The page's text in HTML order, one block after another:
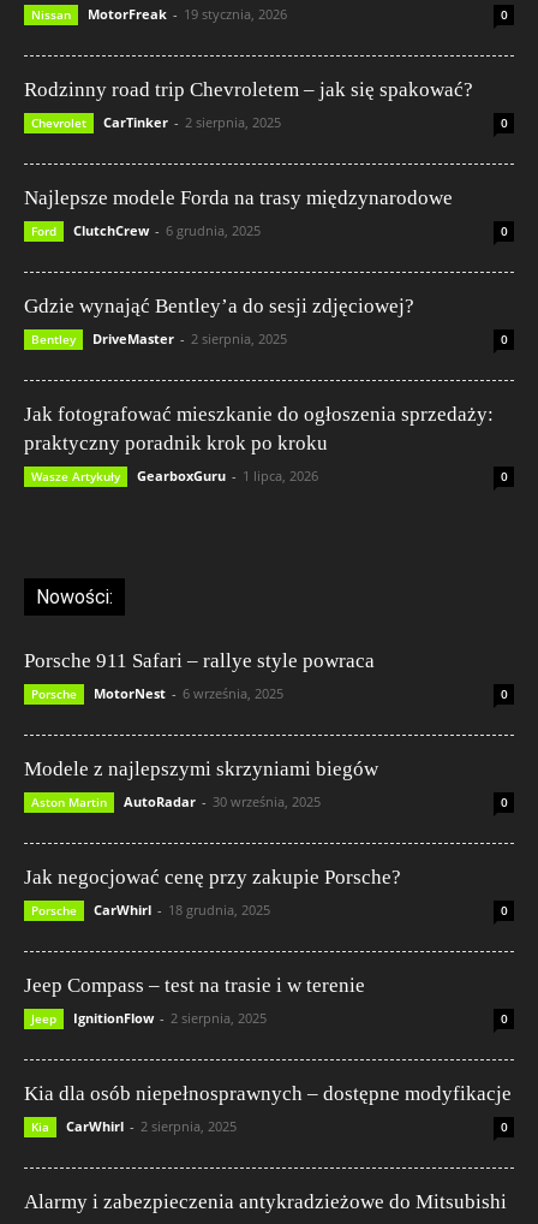
Nissan MotorFreak - 19 stycznia, 2026 0
Rodzinny road trip Chevroletem – jak się spakować?
Chevrolet CarTinker - 2 sierpnia, 2025 0
Najlepsze modele Forda na trasy międzynarodowe
Ford ClutchCrew - 6 grudnia, 2025 0
Gdzie wynająć Bentley’a do sesji zdjęciowej?
Bentley DriveMaster - 2 sierpnia, 2025 0
Jak fotografować mieszkanie do ogłoszenia sprzedaży:
praktyczny poradnik krok po kroku
Wasze Artykuły GearboxGuru - 1 lipca, 2026 0
Nowości:
Porsche 911 Safari – rallye style powraca
Porsche MotorNest - 6 września, 2025 0
Modele z najlepszymi skrzyniami biegów
Aston Martin AutoRadar - 30 września, 2025 0
Jak negocjować cenę przy zakupie Porsche?
Porsche CarWhirl - 18 grudnia, 2025 0
Jeep Compass – test na trasie i w terenie
Jeep IgnitionFlow - 2 sierpnia, 2025 0
Kia dla osób niepełnosprawnych – dostępne modyfikacje
Kia CarWhirl - 2 sierpnia, 2025 0
Alarmy i zabezpieczenia antykradzieżowe do Mitsubishi